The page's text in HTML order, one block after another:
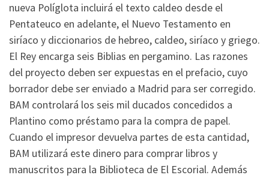
nueva Políglota incluirá el texto caldeo desde el
Pentateuco en adelante, el Nuevo Testamento en
siríaco y diccionarios de hebreo, caldeo, siríaco y griego.
El Rey encarga seis Biblias en pergamino. Las razones
del proyecto deben ser expuestas en el prefacio, cuyo
borrador debe ser enviado a Madrid para ser corregido.
BAM controlará los seis mil ducados concedidos a
Plantino como préstamo para la compra de papel.
Cuando el impresor devuelva partes de esta cantidad,
BAM utilizará este dinero para comprar libros y
manuscritos para la Biblioteca de El Escorial. Además